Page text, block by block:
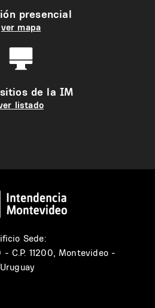
presencial
ver mapa
de la IM
listado
Sede:
- C.P. 11200, Montevideo -
Uruguay